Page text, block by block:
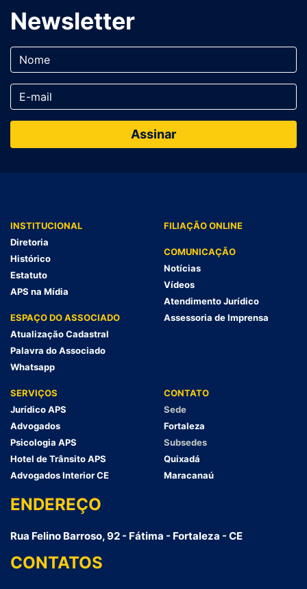
Newsletter
INSTITUCIONAL
Diretoria
Histórico
Estatuto
APS na Mídia
ESPAÇO DO ASSOCIADO
Atualização Cadastral
Palavra do Associado
Whatsapp
FILIAÇÃO ONLINE
COMUNICAÇÃO
Notícias
Vídeos
Atendimento Jurídico
Assessoria de Imprensa
SERVIÇOS
Jurídico APS
Advogados
Psicologia APS
Hotel de Trânsito APS
Advogados Interior CE
CONTATO
Sede
Fortaleza
Subsedes
Quixadá
Maracanaú
ENDEREÇO
Rua Felino Barroso, 92 - Fátima - Fortaleza - CE
CONTATOS